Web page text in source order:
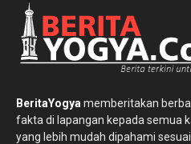
BeritaYogya memberitakan
fakta di lapangan kepada semua
yang lebih mudah dipahami